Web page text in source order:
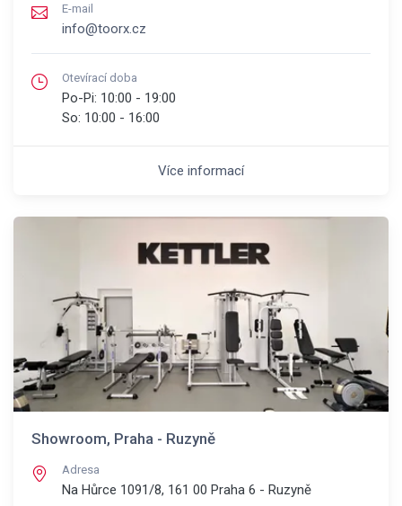
E-mail
info@toorx.cz
Otevírací doba
Po-Pi: 10:00 - 19:00
So: 10:00 - 16:00
Více informací
Showroom, Praha - Ruzyně
Adresa
Na Hůrce 1091/8, 161 00 Praha 6 - Ruzyně